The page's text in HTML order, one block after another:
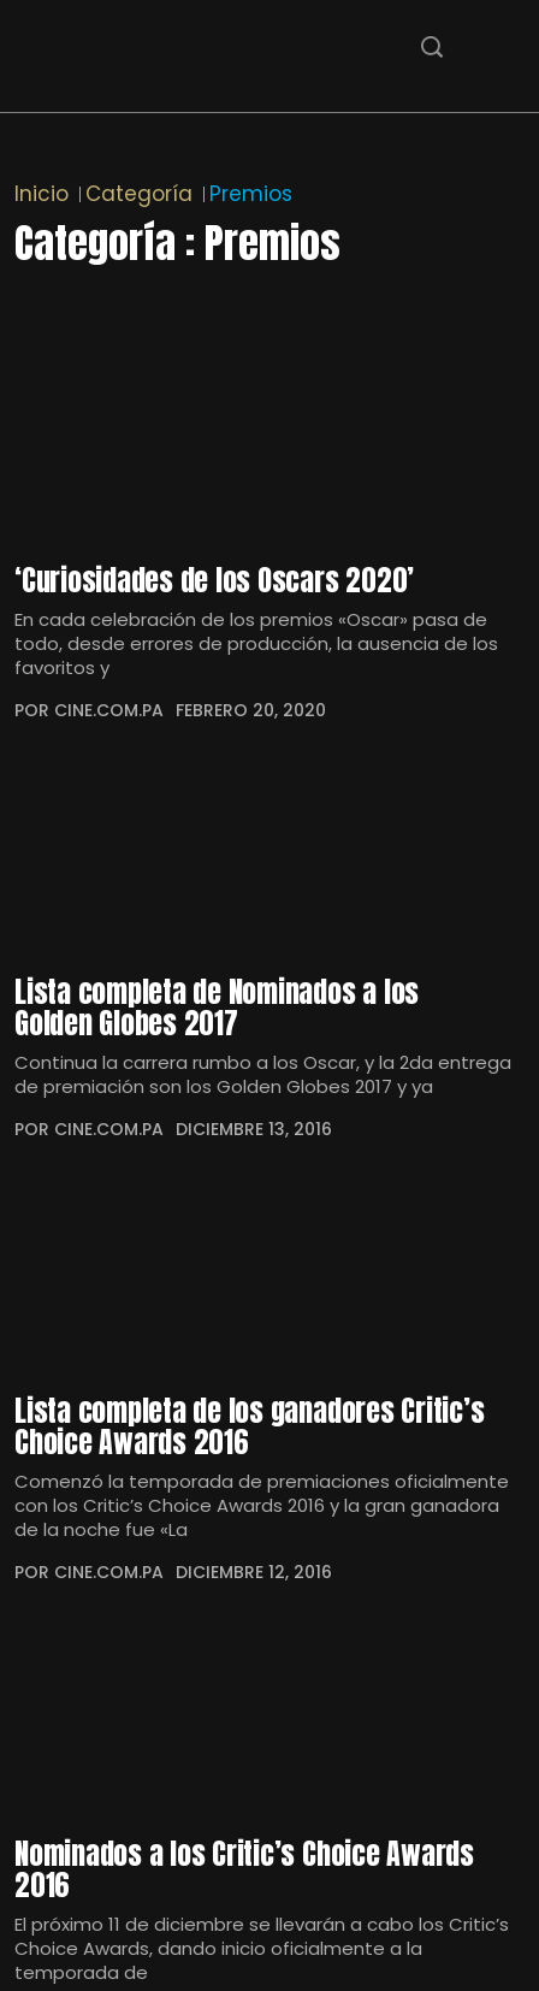
Inicio Categoría Premios
Categoría : Premios
‘Curiosidades de los Oscars 2020’
En cada celebración de los premios «Oscar» pasa de
todo, desde errores de producción, la ausencia de los
favoritos y
POR CINE.COM.PA FEBRERO 20, 2020
Lista completa de Nominados a los
Golden Globes 2017
Continua la carrera rumbo a los Oscar, y la 2da entrega
de premiación son los Golden Globes 2017 y ya
POR CINE.COM.PA DICIEMBRE 13, 2016
Lista completa de los ganadores Critic’s
Choice Awards 2016
Comenzó la temporada de premiaciones oficialmente
con los Critic’s Choice Awards 2016 y la gran ganadora
de la noche fue «La
POR CINE.COM.PA DICIEMBRE 12, 2016
Nominados a los Critic’s Choice Awards
2016
El próximo 11 de diciembre se llevarán a cabo los Critic’s
Choice Awards, dando inicio oficialmente a la
temporada de